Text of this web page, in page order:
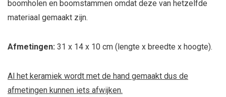
boomholen en boomstammen omdat deze van hetzelfde
materiaal gemaakt zijn.
Afmetingen: 31 x 14 x 10 cm (lengte x breedte x hoogte).
Al het keramiek wordt met de hand gemaakt dus de
afmetingen kunnen iets afwijken.